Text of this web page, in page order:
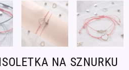
NA SZNURKU